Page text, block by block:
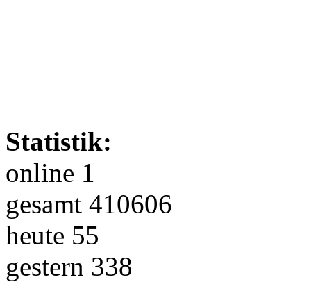
Statistik:
online 1
gesamt 410606
heute 55
gestern 338